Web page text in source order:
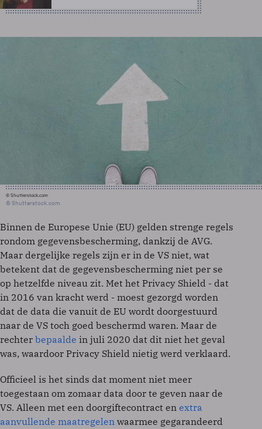
© Shutterstock.com
© Shutterstock.com
Binnen de Europese Unie (EU) gelden strenge regels
rondom gegevensbescherming, dankzij de AVG.
Maar dergelijke regels zijn er in de VS niet, wat
betekent dat de gegevensbescherming niet per se
op hetzelfde niveau zit. Met het Privacy Shield - dat
in 2016 van kracht werd - moest gezorgd worden
dat de data die vanuit de EU wordt doorgestuurd
naar de VS toch goed beschermd waren. Maar de
rechter bepaalde in juli 2020 dat dit niet het geval
was, waardoor Privacy Shield nietig werd verklaard.
Officieel is het sinds dat moment niet meer
toegestaan om zomaar data door te geven naar de
VS. Alleen met een doorgiftecontract en extra
aanvullende maatregelen waarmee gegarandeerd